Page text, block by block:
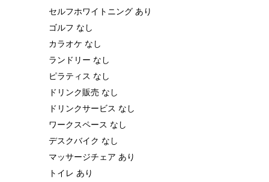
セルフホワイトニング あり
ゴルフ なし
カラオケ なし
ランドリー なし
ピラティス なし
ドリンク販売 なし
ドリンクサービス なし
ワークスペース なし
デスクバイク なし
マッサージチェア あり
トイレ あり